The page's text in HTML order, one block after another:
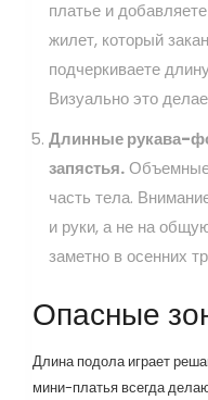
платье и
жилет, который
подчеркиваете
Визуально это
Длинные рукава-
запястья.
часть тела.
и руки, а не на
заметно в осенних
Опасные
Длина подола играет
мини-платья всегда